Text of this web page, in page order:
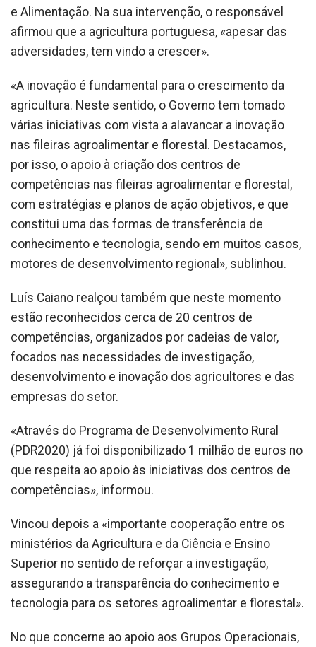
e Alimentação. Na sua intervenção, o responsável
afirmou que a agricultura portuguesa, «apesar das
adversidades, tem vindo a crescer».
«A inovação é fundamental para o crescimento da
agricultura. Neste sentido, o Governo tem tomado
várias iniciativas com vista a alavancar a inovação
nas fileiras agroalimentar e florestal. Destacamos,
por isso, o apoio à criação dos centros de
competências nas fileiras agroalimentar e florestal,
com estratégias e planos de ação objetivos, e que
constitui uma das formas de transferência de
conhecimento e tecnologia, sendo em muitos casos,
motores de desenvolvimento regional», sublinhou.
Luís Caiano realçou também que neste momento
estão reconhecidos cerca de 20 centros de
competências, organizados por cadeias de valor,
focados nas necessidades de investigação,
desenvolvimento e inovação dos agricultores e das
empresas do setor.
«Através do Programa de Desenvolvimento Rural
(PDR2020) já foi disponibilizado 1 milhão de euros no
que respeita ao apoio às iniciativas dos centros de
competências», informou.
Vincou depois a «importante cooperação entre os
ministérios da Agricultura e da Ciência e Ensino
Superior no sentido de reforçar a investigação,
assegurando a transparência do conhecimento e
tecnologia para os setores agroalimentar e florestal».
No que concerne ao apoio aos Grupos Operacionais,